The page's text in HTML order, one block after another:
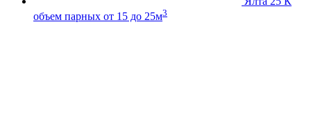
объем парных от 15 до 25м3